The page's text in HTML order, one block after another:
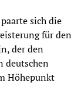
sich die
für den
der den
deutschen
Höhepunkt